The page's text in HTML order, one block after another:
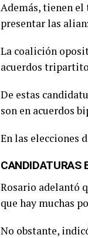
Además, tienen
presentar las
La coalición
acuerdos
De estas
son en acuerdos
En las elecciones
CANDIDATURAS
Rosario adelantó
que hay muchas
No obstante,